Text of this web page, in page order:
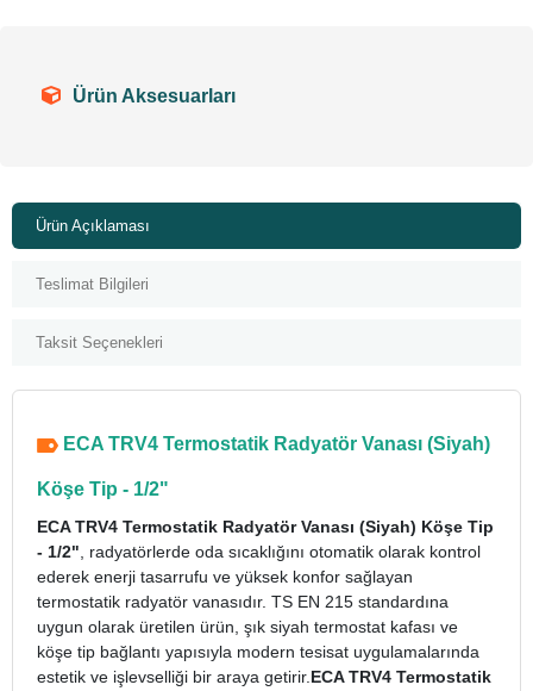
Ürün Aksesuarları
Ürün Açıklaması
Teslimat Bilgileri
Taksit Seçenekleri
ECA TRV4 Termostatik Radyatör Vanası (Siyah)
Köşe Tip - 1/2"
ECA TRV4 Termostatik Radyatör Vanası (Siyah) Köşe Tip
- 1/2" , radyatörlerde oda sıcaklığını otomatik olarak kontrol
ederek enerji tasarrufu ve yüksek konfor sağlayan
termostatik radyatör vanasıdır. TS EN 215 standardına
uygun olarak üretilen ürün, şık siyah termostat kafası ve
köşe tip bağlantı yapısıyla modern tesisat uygulamalarında
estetik ve işlevselliği bir araya getirir. ECA TRV4 Termostatik